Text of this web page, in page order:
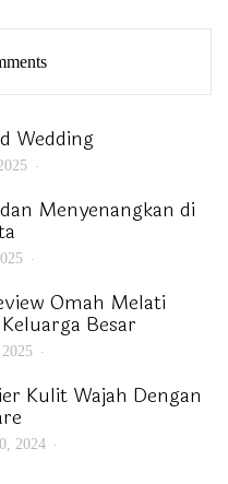
Wedding
Menyenangkan di
Omah Melati
Besar
Kulit Wajah Dengan
2024